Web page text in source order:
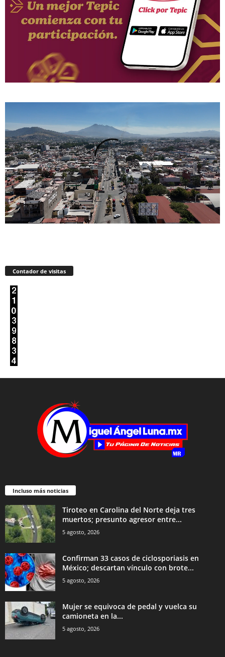
Contador de visitas
Incluso más noticias
Tiroteo en Carolina del Norte deja tres
muertos; presunto agresor entre...
5 agosto, 2026
Confirman 33 casos de ciclosporiasis en
México; descartan vínculo con brote...
5 agosto, 2026
Mujer se equivoca de pedal y vuelca su
camioneta en la...
5 agosto, 2026